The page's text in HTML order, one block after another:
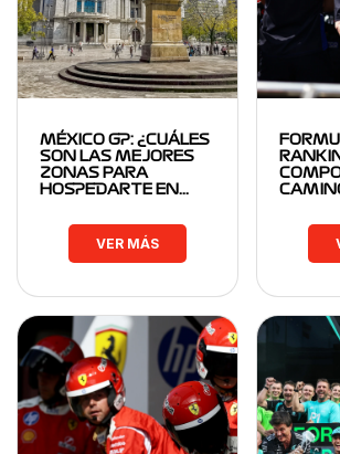
MÉXICO GP: ¿CUÁLES
SON LAS MEJORES
ZONAS PARA
HOSPEDARTE EN…
VER MÁS